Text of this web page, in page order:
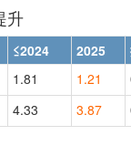
升
≤2024 2025
1.81 1.21
4.33 3.87